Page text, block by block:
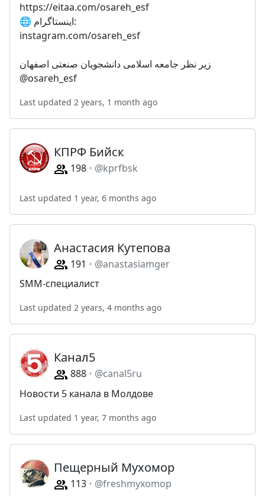
https://eitaa.com/osareh_esf
🌐 اینستاگرام:
instagram.com/osareh_esf
زیر نظر جامعه اسلامی دانشجویان صنعتی اصفهان
@osareh_esf
Last updated 2 years, 1 month ago
КПРФ Бийск
198 @kprfbsk
Last updated 1 year, 6 months ago
Анастасия Кутепова
191
@anastasiamger
SMM-специалист
Last updated 2 years, 4 months ago
Канал5
888
@canal5ru
Новости 5 канала в Молдове
Last updated 1 year, 7 months ago
Пещерный Мухомор
113
@freshmyxomop